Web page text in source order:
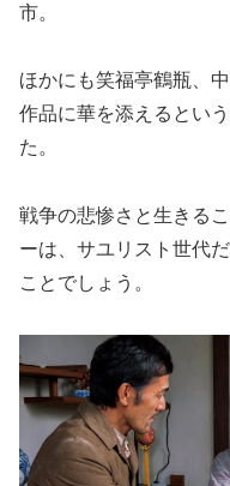
市。
ほかにも笑福亭鶴瓶、
作品に華を添えるとい
た。
戦争の悲惨さと生きる
ーは、サユリスト世代
ことでしょう。